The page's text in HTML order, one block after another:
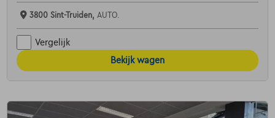
3800 Sint-Truiden, AUTO.
Vergelijk
Bekijk wagen